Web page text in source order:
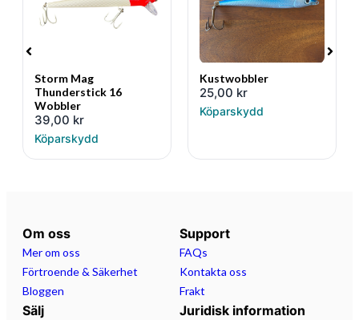
Storm Mag
Thunderstick 16
Wobbler
39,00 kr
Köparskydd
Kustwobbler
25,00 kr
Köparskydd
Om oss
Mer om oss
Förtroende & Säkerhet
Bloggen
Support
FAQs
Kontakta oss
Frakt
Sälj Juridisk information